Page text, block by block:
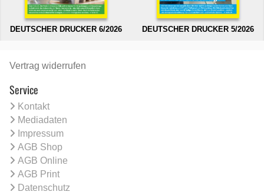
DEUTSCHER DRUCKER 6/2026 DEUTSCHER DRUCKER 5/2026
Vertrag widerrufen
Service
Kontakt
Mediadaten
Impressum
AGB Shop
AGB Online
AGB Print
Datenschutz